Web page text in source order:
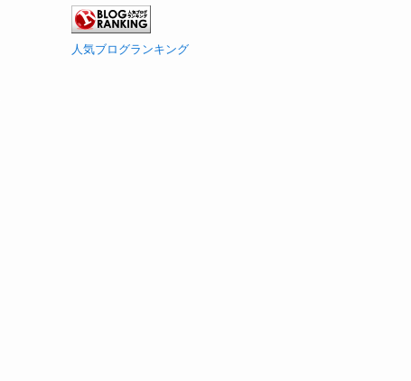
人気ブログランキング